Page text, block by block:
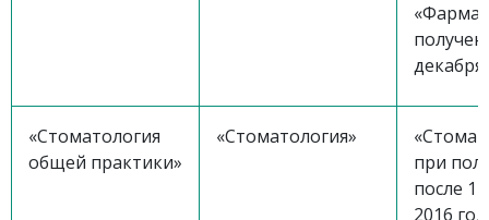
декабря
«Стоматология
общей практики»
«Стоматология»
при
после 1
2016